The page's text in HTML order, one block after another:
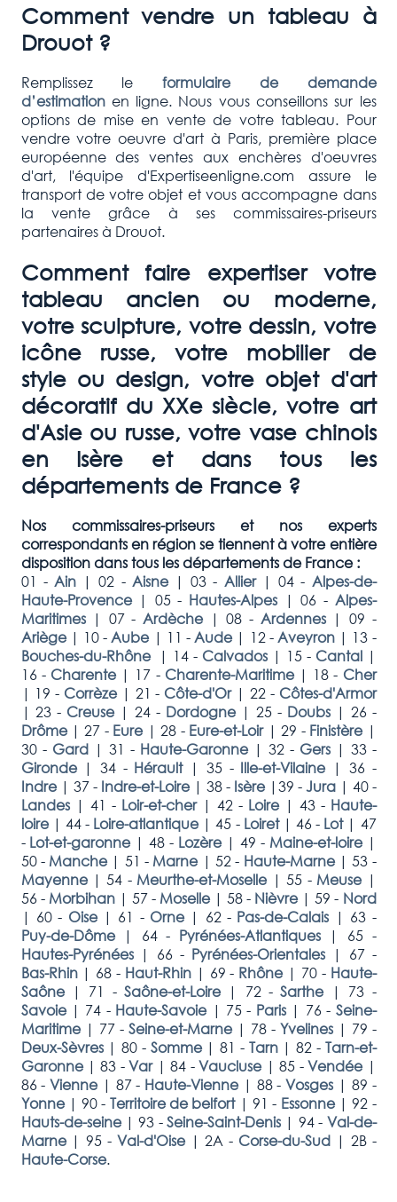
Comment vendre un tableau à
Drouot ?
Remplissez le formulaire de demande
d’estimation en ligne. Nous vous conseillons sur les
options de mise en vente de votre tableau. Pour
vendre votre oeuvre d'art à Paris, première place
européenne des ventes aux enchères d'oeuvres
d'art, l'équipe d'Expertiseenligne.com assure le
transport de votre objet et vous accompagne dans
la vente grâce à ses commissaires-priseurs
partenaires à Drouot.
Comment faire expertiser votre
tableau ancien ou moderne,
votre sculpture, votre dessin, votre
icône russe, votre mobilier de
style ou design, votre objet d'art
décoratif du XXe siècle, votre art
d'Asie ou russe, votre vase chinois
en Isère et dans tous les
départements de France ?
Nos commissaires-priseurs et nos experts
correspondants en région se tiennent à votre entière
disposition dans tous les départements de France :
01 - Ain| 02 - Aisne| 03 - Allier| 04 - Alpes-de-
Haute-Provence | 05 - Hautes-Alpes |06 - Alpes-
Maritimes | 07 -Ardèche |08 - Ardennes | 09 -
Ariège | 10 -Aube | 11 -Aude | 12 -Aveyron | 13 -
Bouches-du-Rhône
| 14 - Calvados | 15 - Cantal |
16 - Charente | 17 - Charente-Maritime | 18 - Cher
| 19 - Corrèze | 21 - Côte-d'Or | 22 - Côtes-d'Armor
|23 - Creuse |24 - Dordogne | 25 - Doubs | 26 -
Drôme |27 - Eure |28 - Eure-et-Loir |29 - Finistère |
30 - Gard | 31 - Haute-Garonne | 32 - Gers | 33 -
Gironde | 34 - Hérault | 35 - Ille-et-Vilaine | 36 -
Indre | 37 - Indre-et-Loire | 38 - Isère | 39 -Jura | 40 -
Landes | 41 - Loir-et-cher | 42 - Loire | 43 - Haute-
loire | 44 - Loire-atlantique |45 - Loiret |46 - Lot | 47
- Lot-et-garonne | 48 - Lozère | 49 - Maine-et-loire |
50 - Manche | 51 - Marne | 52 - Haute-Marne |53 -
Mayenne |54 - Meurthe-et-Moselle |55 - Meuse |
56 - Morbihan | 57 - Moselle | 58 - Nièvre |59 - Nord
| 60 - Oise | 61 - Orne | 62 - Pas-de-Calais | 63 -
Puy-de-Dôme
| 64 - Pyrénées-Atlantiques |
65 -
Hautes-Pyrénées | 66 - Pyrénées-Orientales | 67 -
Bas-Rhin | 68 - Haut-Rhin | 69 - Rhône | 70 - Haute-
Saône | 71 - Saône-et-Loire | 72 -Sarthe | 73 -
Savoie | 74 - Haute-Savoie | 75 - Paris | 76 - Seine-
Maritime | 77 - Seine-et-Marne | 78 - Yvelines | 79 -
Deux-Sèvres | 80 - Somme | 81 - Tarn | 82 - Tarn-et-
Garonne |83 -Var |84 -Vaucluse |85 -Vendée |
86 -Vienne | 87 - Haute-Vienne | 88 -Vosges | 89 -
Yonne |90 - Territoire de belfort | 91 - Essonne | 92 -
Hauts-de-seine |93 -Seine-Saint-Denis | 94 - Val-de-
Marne |95 - Val-d'Oise |2A - Corse-du-Sud | 2B -
Haute-Corse.